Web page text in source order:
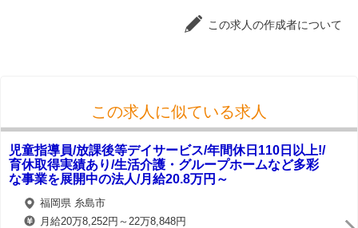
この求人の作成者について
この求人に似ている求人
児童指導員/放課後等デイサービス/年間休日110日以上!/
育休取得実績あり/生活介護・グループホームなど多彩
な事業を展開中の法人/月給20.8万円～
福岡県 糸島市
月給20万8,252円～22万8,848円